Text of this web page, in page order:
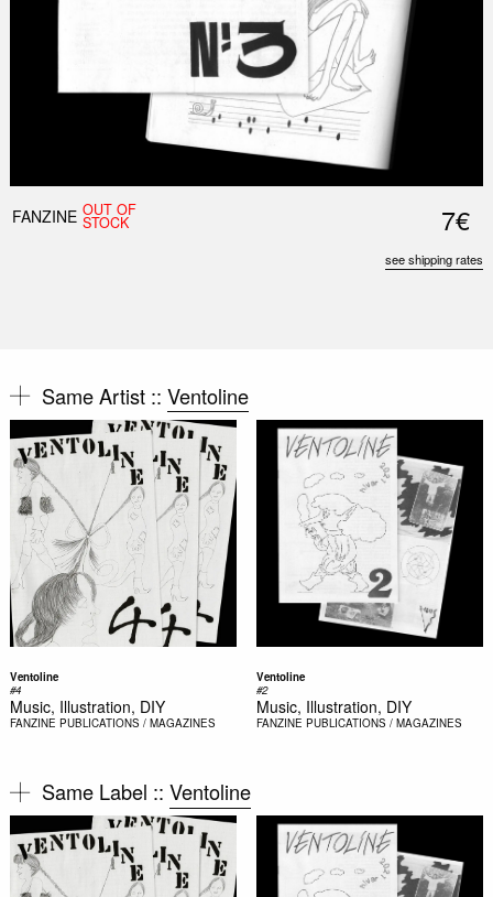
FANZINE OUT OF
STOCK 7€
see shipping rates
Same Artist :: Ventoline
Ventoline
#4
Music, Illustration, DIY
FANZINE PUBLICATIONS / MAGAZINES
Ventoline
#2
Music, Illustration, DIY
FANZINE PUBLICATIONS / MAGAZINES
Same Label :: Ventoline